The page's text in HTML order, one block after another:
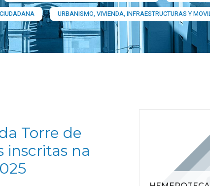
URBANISMO, VIVIENDA, INFRAESTRUCTURAS Y
Torre de
inscritas na